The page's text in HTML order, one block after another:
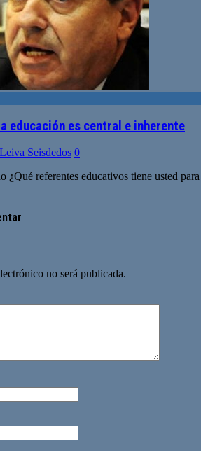
educación es central e inherente
Seisdedos 0
¿Qué referentes educativos tiene usted
no será publicada.